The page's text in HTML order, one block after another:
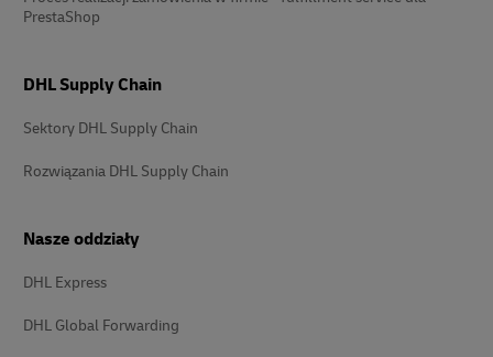
PrestaShop
DHL Supply Chain
Sektory DHL Supply Chain
Rozwiązania DHL Supply Chain
Nasze oddziały
DHL Express
DHL Global Forwarding